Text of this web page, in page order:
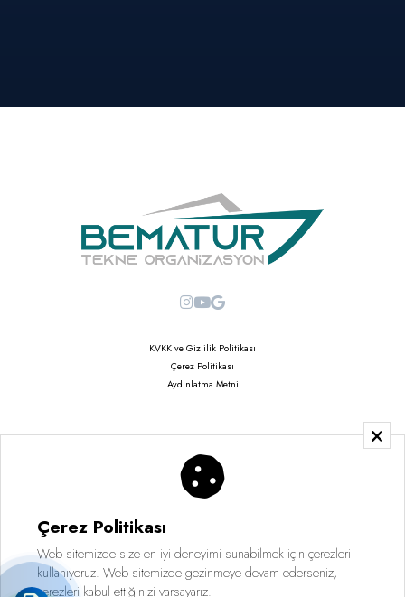
KVKK ve Gizlilik Politikası
Çerez Politikası
Aydınlatma Metni
Copyright © 2026
Saruhan Web Ajans | Tüm Hakları Saklıdır
Çerez Politikası
Web sitemizde size en iyi deneyimi sunabilmek için çerezleri
kullanıyoruz. Web sitemizde gezinmeye devam ederseniz,
çerezleri kabul ettiğinizi varsayarız.